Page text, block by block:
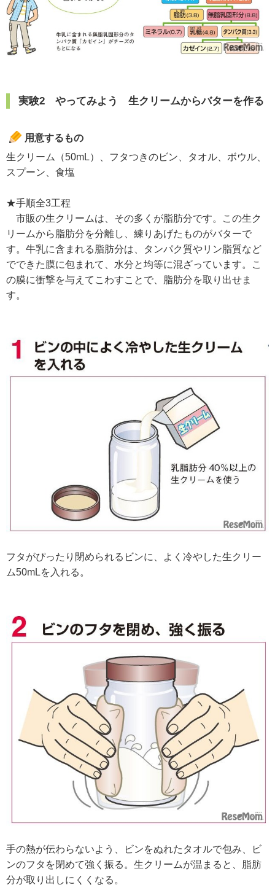
実験2 やってみよう 生クリームからバターを作る
用意するもの
生クリーム（50mL）、フタつきのビン、タオル、ボウル、
スプーン、食塩
★手順全3工程
市販の生クリームは、その多くが脂肪分です。この生ク
リームから脂肪分を分離し、練りあげたものがバターで
す。牛乳に含まれる脂肪分は、タンパク質やリン脂質など
でできた膜に包まれて、水分と均等に混ざっています。こ
の膜に衝撃を与えてこわすことで、脂肪分を取り出せま
す。
フタがぴったり閉められるビンに、よく冷やした生クリー
ム50mLを入れる。
手の熱が伝わらないよう、ビンをぬれたタオルで包み、ビ
ンのフタを閉めて強く振る。生クリームが温まると、脂肪
分が取り出しにくくなる。